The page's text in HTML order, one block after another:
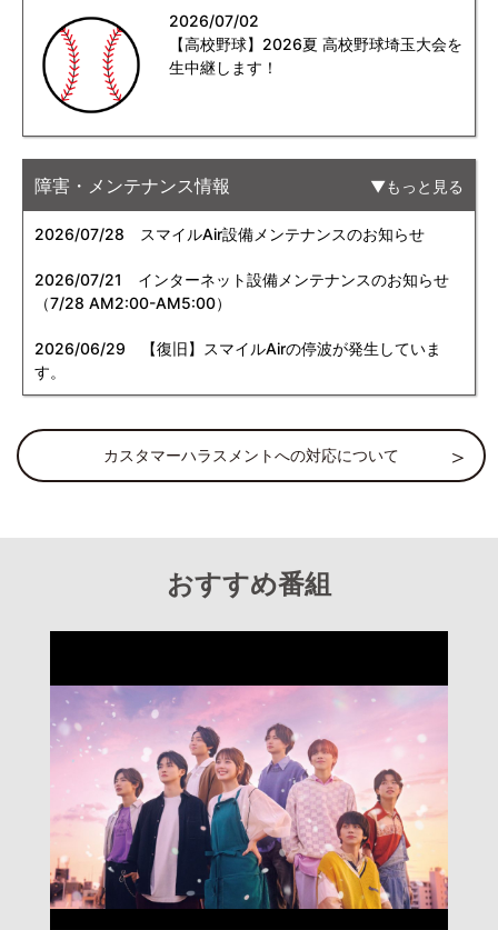
2026/07/02
【高校野球】2026夏 高校野球埼玉大会を
生中継します！
障害・メンテナンス情報 もっと見る
2026/07/28 スマイルAir設備メンテナンスのお知らせ
2026/07/21
インターネット設備メンテナンスのお知らせ
（7/28 AM2:00-AM5:00）
2026/06/29 【復旧】スマイルAirの停波が発生していま
す。
カスタマーハラスメントへの対応について
おすすめ番組